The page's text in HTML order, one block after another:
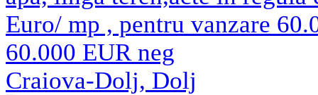
Euro/ mp , pentru vanzare
60.000 EUR neg
Craiova-Dolj, Dolj